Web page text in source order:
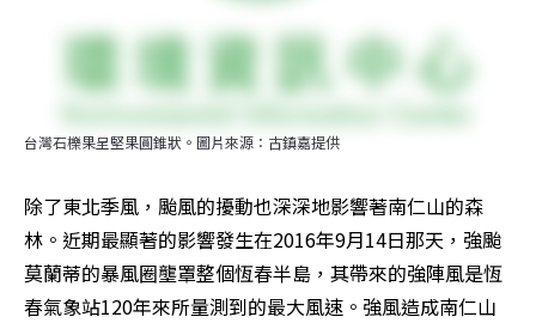
台灣石櫟果呈堅果圓錐狀。圖片來源：古鎮嘉提供
除了東北季風，颱風的擾動也深深地影響著南仁山的森
林。近期最顯著的影響發生在2016年9月14日那天，強颱
莫蘭蒂的暴風圈壟罩整個恆春半島，其帶來的強陣風是恆
春氣象站120年來所量測到的最大風速。強風造成南仁山